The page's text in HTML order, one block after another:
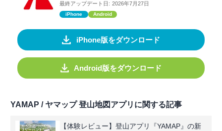
最終アップデート日: 2026年7月27日
iPhone Android
iPhone版をダウンロード
Android版をダウンロード
YAMAP / ヤマップ 登山地図アプリに関する記事
【体験レビュー】登山アプリ『YAMAP』の新